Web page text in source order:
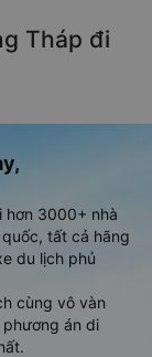
Tháp đi
hơn 3000+ nhà
tất cả hãng
du lịch phủ
cùng vô vàn
án di